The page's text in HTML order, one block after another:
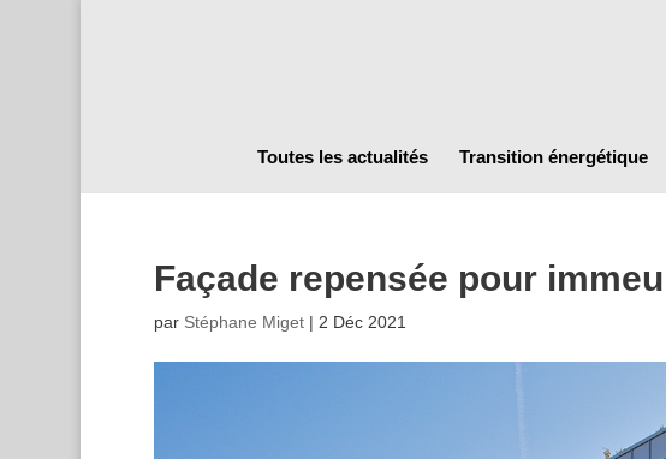
Toutes les actualités Transition énergétique
Façade repensée pour
par Stéphane Miget| 2 Déc 2021